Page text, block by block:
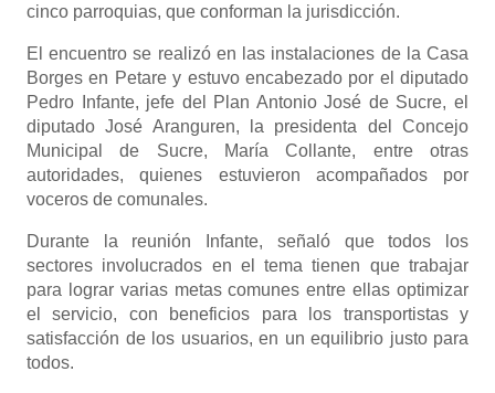
cinco parroquias, que conforman la jurisdicción.
El encuentro se realizó en las instalaciones de la Casa
Borges en Petare y estuvo encabezado por el diputado
Pedro Infante, jefe del Plan Antonio José de Sucre, el
diputado José Aranguren, la presidenta del Concejo
Municipal de Sucre, María Collante, entre otras
autoridades, quienes estuvieron acompañados por
voceros de comunales.
Durante la reunión Infante, señaló que todos los
sectores involucrados en el tema tienen que trabajar
para lograr varias metas comunes entre ellas optimizar
el servicio, con beneficios para los transportistas y
satisfacción de los usuarios, en un equilibrio justo para
todos.